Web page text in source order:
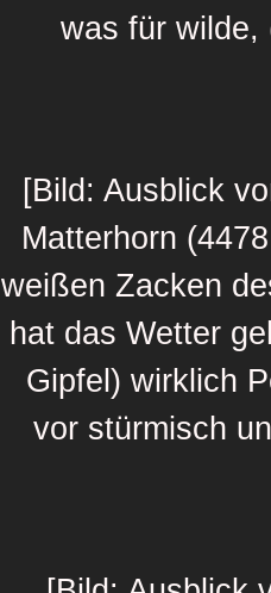
was für wilde,
[Bild: Ausblick
Matterhorn
weißen Zacken
hat das Wetter
Gipfel) wirklich
vor stürmisch